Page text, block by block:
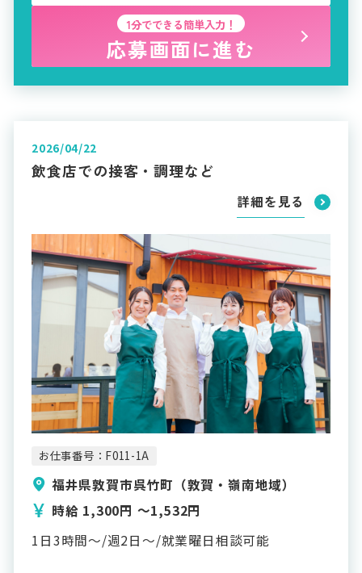
1分でできる簡単入力！
応募画面に進む
2026/04/22
飲食店での接客・調理など
詳細を見る
お仕事番号：F011-1A
福井県敦賀市呉竹町（敦賀・嶺南地域）
時給 1,300円 〜1,532円
1日3時間～/週2日～/就業曜日相談可能